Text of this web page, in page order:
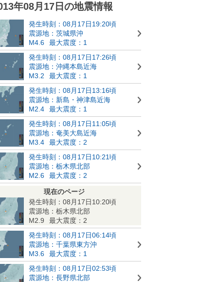
年08月17日の地震情報
発生時刻：08月17日19:20頃
震源地：茨城県沖
M4.6
最大震度：1
発生時刻：08月17日17:26頃
震源地：沖縄本島近海
M3.2
最大震度：1
発生時刻：08月17日13:16頃
震源地：新島・神津島近海
M2.4
最大震度：1
発生時刻：08月17日11:05頃
震源地：奄美大島近海
M3.4
最大震度：2
発生時刻：08月17日10:21頃
震源地：栃木県北部
M2.6
最大震度：2
現在のページ
発生時刻：08月17日10:20頃
震源地：栃木県北部
M2.9
最大震度：2
発生時刻：08月17日06:14頃
震源地：千葉県東方沖
M3.6
最大震度：1
発生時刻：08月17日02:53頃
震源地：長野県北部